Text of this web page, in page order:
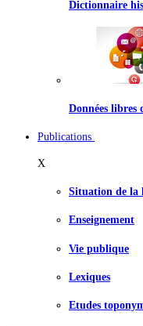
Dictionnaire
Données libres
Publications
X
Situation de la
Enseignement
Vie publique
Lexiques
Etudes